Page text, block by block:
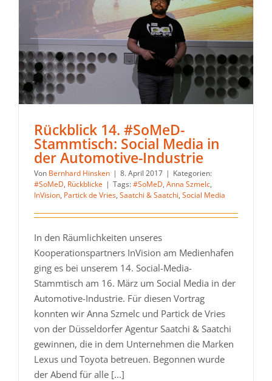
Rückblick 14. #SoMeD-
Stammtisch: Social Media in
der Automotive-Industrie
Von Bernhard Hinsken | 8. April 2017 | Kategorien:
#SoMeD, Rückblicke | Tags:#SoMeD, Anna Szmelc,
InVision, Partick de Vries, Saatchi & Saatchi, Social Media
In den Räumlichkeiten unseres
Kooperationspartners InVision am Medienhafen
ging es bei unserem 14. Social-Media-
Stammtisch am 16. März um Social Media in der
Automotive-Industrie. Für diesen Vortrag
konnten wir Anna Szmelc und Partick de Vries
von der Düsseldorfer Agentur Saatchi & Saatchi
gewinnen, die in dem Unternehmen die Marken
Lexus und Toyota betreuen. Begonnen wurde
der Abend für alle [...]